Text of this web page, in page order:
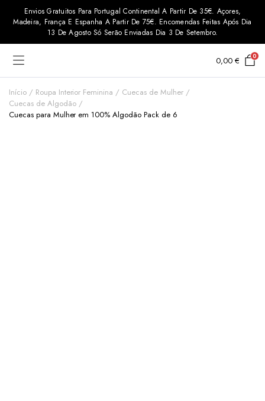
Envios Gratuitos Para Portugal Continental A Partir De 35€. Açores,
Madeira, França E Espanha A Partir De 75€. Encomendas Feitas Após Dia
13 De Agosto Só Serão Enviadas Dia 3 De Setembro.
0,00 € 0
Início Roupa Interior Feminina
Cuecas de Mulher
Cuecas de Algodão
Cuecas para Mulher em 100% Algodão Pack de 6